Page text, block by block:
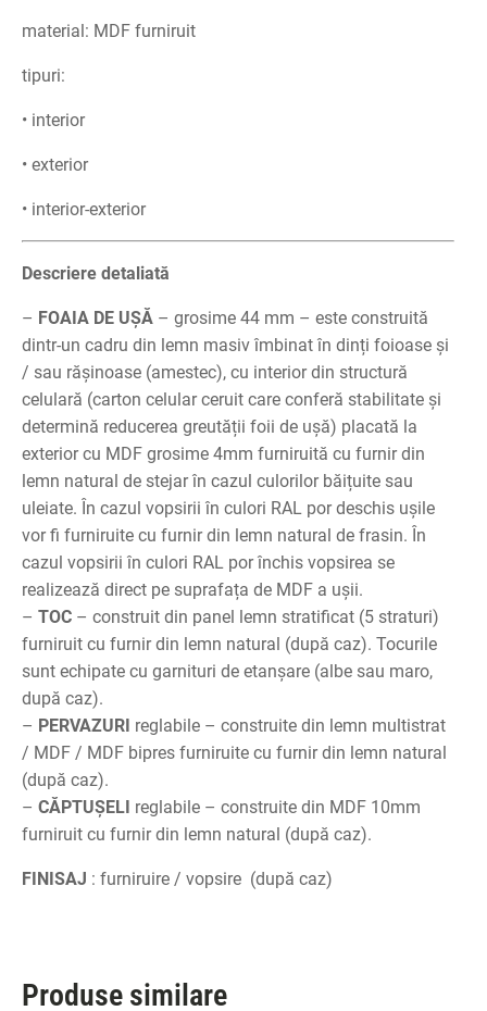
material: MDF furniruit
tipuri:
• interior
• exterior
• interior-exterior
Descriere detaliată
– FOAIA DE UȘĂ – grosime 44 mm – este construită
dintr-un cadru din lemn masiv îmbinat în dinți foioase și
/ sau rășinoase (amestec), cu interior din structură
celulară (carton celular ceruit care conferă stabilitate și
determină reducerea greutății foii de ușă) placată la
exterior cu MDF grosime 4mm furniruită cu furnir din
lemn natural de stejar în cazul culorilor băițuite sau
uleiate. În cazul vopsirii în culori RAL por deschis ușile
vor fi furniruite cu furnir din lemn natural de frasin. În
cazul vopsirii în culori RAL por închis vopsirea se
realizează direct pe suprafața de MDF a ușii.
– TOC – construit din panel lemn stratificat (5 straturi)
furniruit cu furnir din lemn natural (după caz). Tocurile
sunt echipate cu garnituri de etanșare (albe sau maro,
după caz).
– PERVAZURI reglabile – construite din lemn multistrat
/ MDF / MDF bipres furniruite cu furnir din lemn natural
(după caz).
– CĂPTUȘELI reglabile – construite din MDF 10mm
furniruit cu furnir din lemn natural (după caz).
FINISAJ : furniruire / vopsire (după caz)
Produse similare